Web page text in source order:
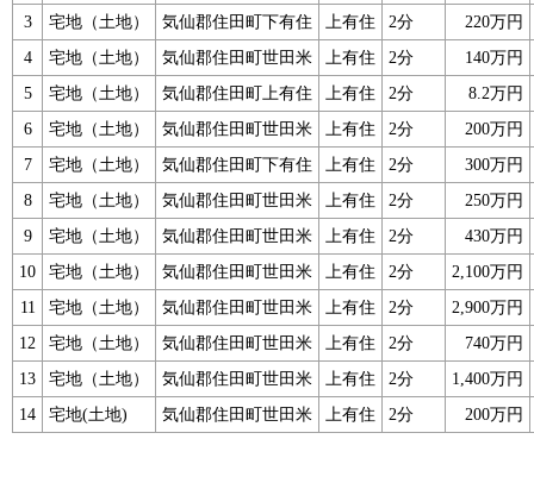
3
宅地（土地） 気仙郡住田町下有住 上有住 2分
220万円
4
宅地（土地） 気仙郡住田町世田米 上有住 2分
140万円
5
宅地（土地） 気仙郡住田町上有住 上有住 2分
8.2万円
6
宅地（土地） 気仙郡住田町世田米 上有住 2分
200万円
7
宅地（土地） 気仙郡住田町下有住 上有住 2分
300万円
8
宅地（土地） 気仙郡住田町世田米 上有住 2分
250万円
9
宅地（土地） 気仙郡住田町世田米 上有住 2分
430万円
10
宅地（土地） 気仙郡住田町世田米 上有住 2分
2,100万円
11
宅地（土地） 気仙郡住田町世田米 上有住 2分
2,900万円
12
宅地（土地） 気仙郡住田町世田米 上有住 2分
740万円
13
宅地（土地） 気仙郡住田町世田米 上有住 2分
1,400万円
14
宅地(土地) 気仙郡住田町世田米 上有住 2分 200万円